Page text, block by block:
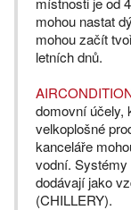
mohou nastat
mohou začít
letních dnů.
domovní účely,
velkoplošné
kanceláře
vodní.
dodávají jako
(CHILLERY).